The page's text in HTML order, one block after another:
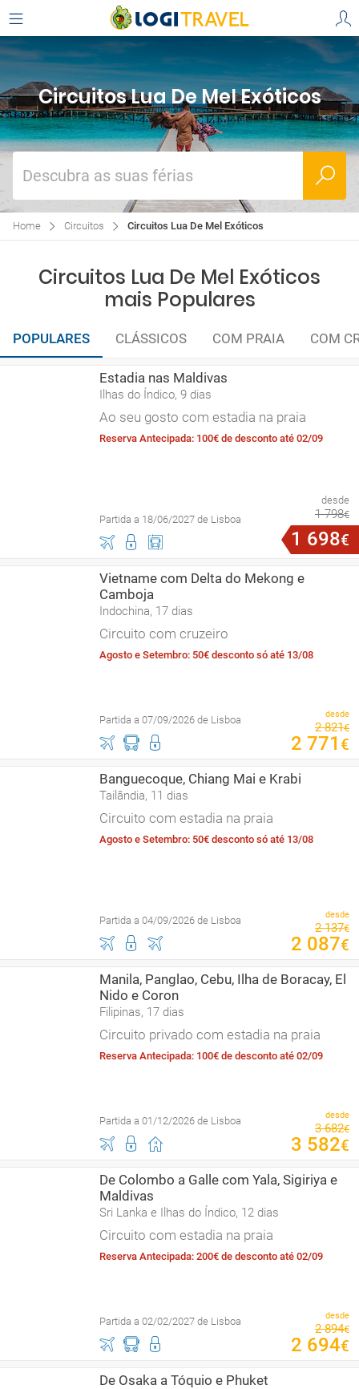
Circuitos Lua De Mel Exóticos
Descubra as suas férias
Home Circuitos Circuitos Lua De Mel Exóticos
Circuitos Lua De Mel Exóticos
mais Populares
POPULARES CLÁSSICOS COM PRAIA COM
Estadia nas Maldivas
Ilhas do Índico, 9 dias
Ao seu gosto com estadia na praia
Reserva Antecipada: 100€ de desconto até 02/09
Partida a 18/06/2027 de Lisboa
desde
1 798€
1 698€
Vietname com Delta do Mekong e
Camboja
Indochina, 17 dias
Circuito com cruzeiro
Agosto e Setembro: 50€ desconto só até 13/08
Partida a 07/09/2026 de Lisboa desde
2 821€
2 771 €
Banguecoque, Chiang Mai e Krabi
Tailândia, 11 dias
Circuito com estadia na praia
Agosto e Setembro: 50€ desconto só até 13/08
Partida a 04/09/2026 de Lisboa desde
2 137€
2 087€
Manila, Panglao, Cebu, Ilha de Boracay, El
Nido e Coron
Filipinas, 17 dias
Circuito privado com estadia na praia
Reserva Antecipada: 100€ de desconto até 02/09
Partida a 01/12/2026 de Lisboa desde
3 682€
3 582€
De Colombo a Galle com Yala, Sigiriya e
Maldivas
Sri Lanka e Ilhas do Índico, 12 dias
Circuito com estadia na praia
Reserva Antecipada: 200€ de desconto até 02/09
Partida a 02/02/2027 de Lisboa desde
2 894€
2 694€
De Osaka a Tóquio e Phuket